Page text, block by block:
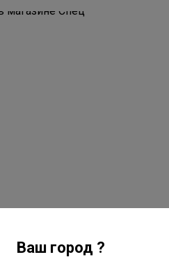
Ваш город ?